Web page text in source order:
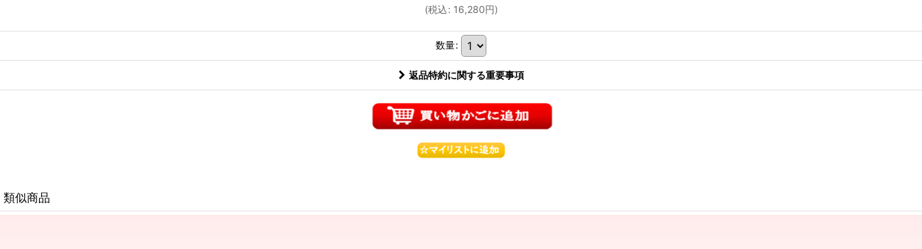
(税込: 16,280円)
数量:
返品特約に関する重要事項
類似商品